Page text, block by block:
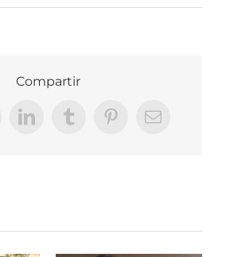
Compartir
LinkedInTumblrPinterestEmail: